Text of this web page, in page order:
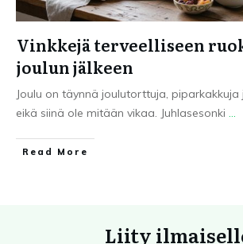
Vinkkejä terveelliseen
joulun jälkeen
Joulu on täynnä joulutorttuja,
eikä siinä ole mitään vikaa. Juhlasesonki ...
Read More
Liity